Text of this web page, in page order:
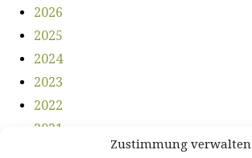
Zustimmung verwalten
2026
2025
2024
2023
2022
2021